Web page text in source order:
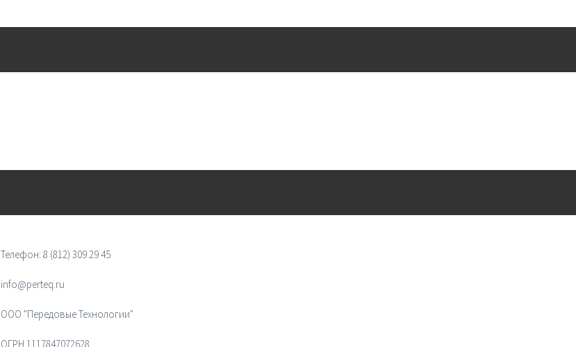
Телефон: 8 (812) 309 29 45
info@perteq.ru
ООО "Передовые Технологии"
ОГРН 1117847072628